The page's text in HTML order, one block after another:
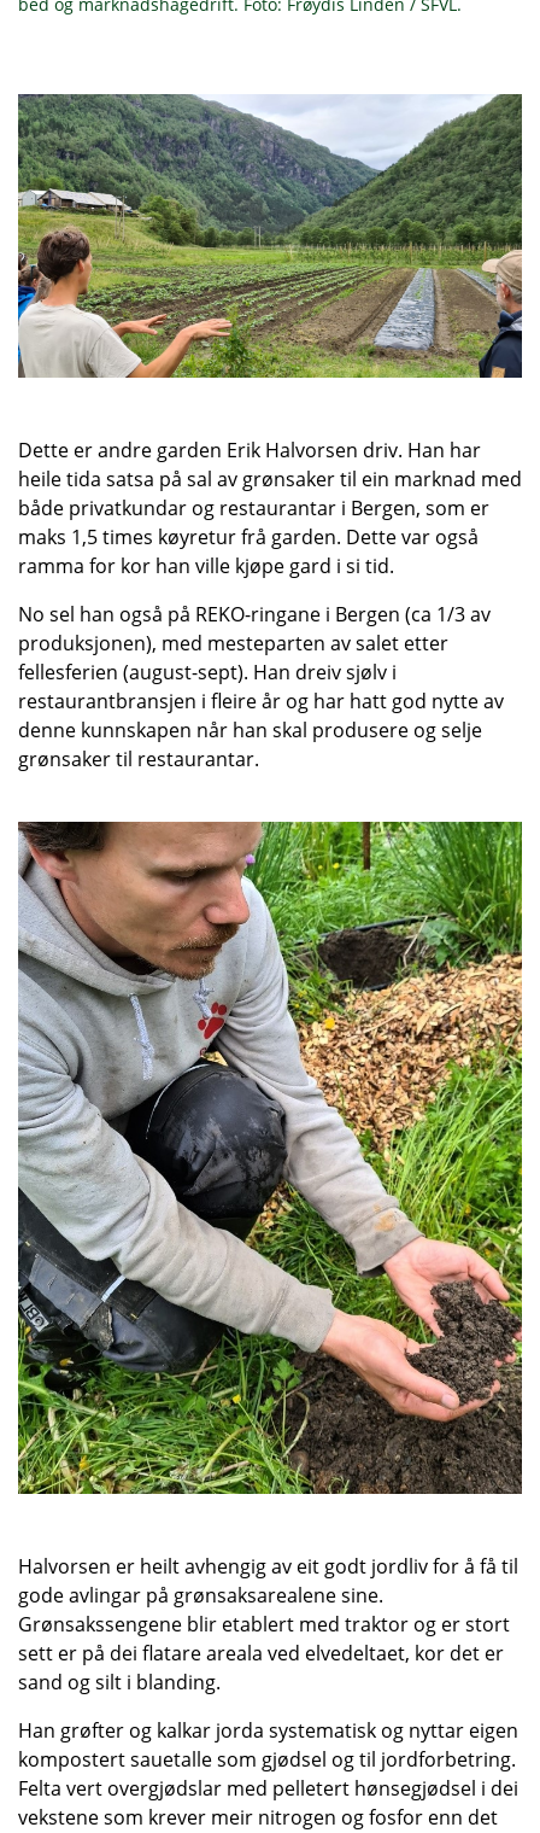
Dette er andre garden Erik Halvorsen driv. Han har
heile tida satsa på sal av grønsaker til ein marknad med
både privatkundar og restaurantar i Bergen, som er
maks 1,5 times køyretur frå garden. Dette var også
ramma for kor han ville kjøpe gard i si tid.
No sel han også på REKO-ringane i Bergen (ca 1/3 av
produksjonen), med mesteparten av salet etter
fellesferien (august-sept). Han dreiv sjølv i
restaurantbransjen i fleire år og har hatt god nytte av
denne kunnskapen når han skal produsere og selje
grønsaker til restaurantar.
Halvorsen er heilt avhengig av eit godt jordliv for å få til
gode avlingar på grønsaksarealene sine.
Grønsakssengene blir etablert med traktor og er stort
sett er på dei flatare areala ved elvedeltaet, kor det er
sand og silt i blanding.
Han grøfter og kalkar jorda systematisk og nyttar eigen
kompostert sauetalle som gjødsel og til jordforbetring.
Felta vert overgjødslar med pelletert hønsegjødsel i dei
vekstene som krever meir nitrogen og fosfor enn det